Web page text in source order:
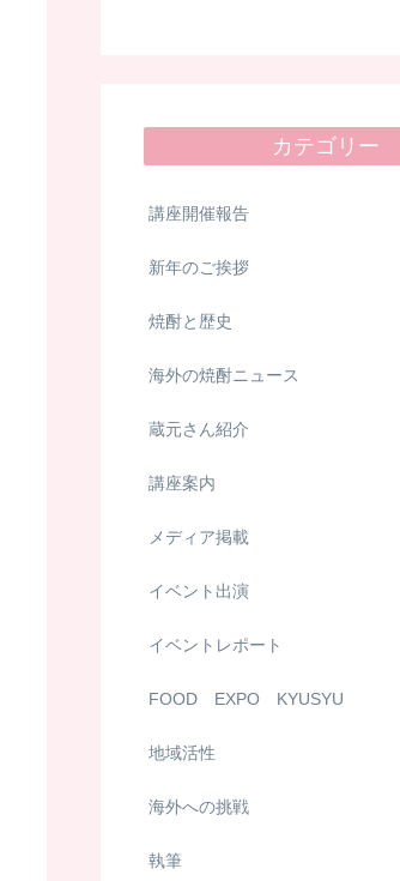
カテゴリー
講座開催報告
新年のご挨拶
焼酎と歴史
海外の焼酎ニュース
蔵元さん紹介
講座案内
メディア掲載
イベント出演
イベントレポート
FOOD EXPO KYUSYU
地域活性
海外への挑戦
執筆